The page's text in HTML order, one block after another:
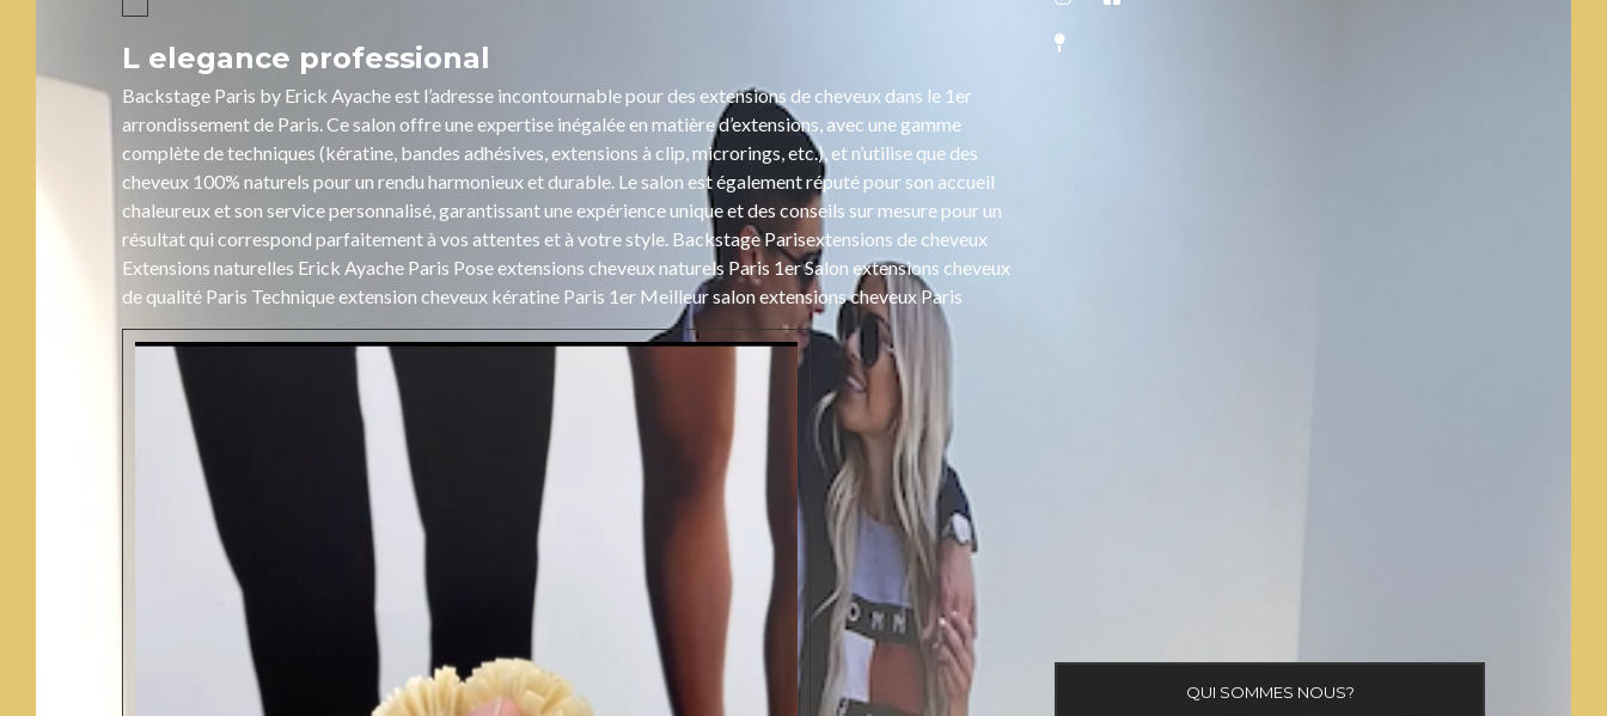
L elegance professional
Backstage Paris by Erick Ayache est l’adresse incontournable pour des extensions de cheveux dans le 1er
arrondissement de Paris. Ce salon offre une expertise inégalée en matière d’extensions, avec une gamme
complète de techniques (kératine, bandes adhésives, extensions à clip, microrings, etc.), et n’utilise que des
cheveux 100% naturels pour un rendu harmonieux et durable. Le salon est également réputé pour son accueil
chaleureux et son service personnalisé, garantissant une expérience unique et des conseils sur mesure pour un
résultat qui correspond parfaitement à vos attentes et à votre style. Backstage Parisextensions de cheveux
Extensions naturelles Erick Ayache Paris Pose extensions cheveux naturels Paris 1er Salon extensions cheveux
de qualité Paris Technique extension cheveux kératine Paris 1er Meilleur salon extensions cheveux Paris
QUI SOMMES NOUS?